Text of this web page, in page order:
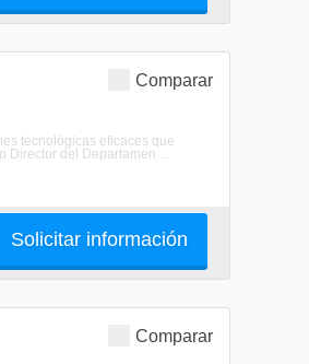
Comparar
tecnológicas eficaces que
Director del Departamen ...
Solicitar información
Comparar